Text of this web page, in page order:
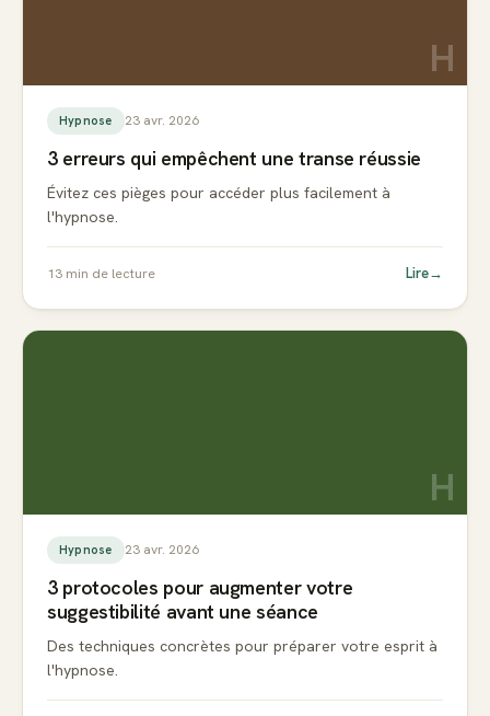
H
Hypnose 23 avr. 2026
3 erreurs qui empêchent une transe réussie
Évitez ces pièges pour accéder plus facilement à
l'hypnose.
13 min de lecture Lire→
H
Hypnose 23 avr. 2026
3 protocoles pour augmenter votre
suggestibilité avant une séance
Des techniques concrètes pour préparer votre esprit à
l'hypnose.